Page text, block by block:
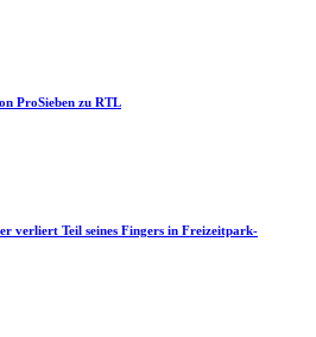
ProSieben zu RTL
verliert Teil seines Fingers in Freizeitpark-